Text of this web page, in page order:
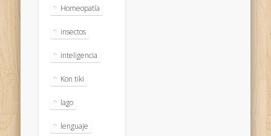
Homeopatía
insectos
inteligencia
Kon tiki
lago
lenguaje